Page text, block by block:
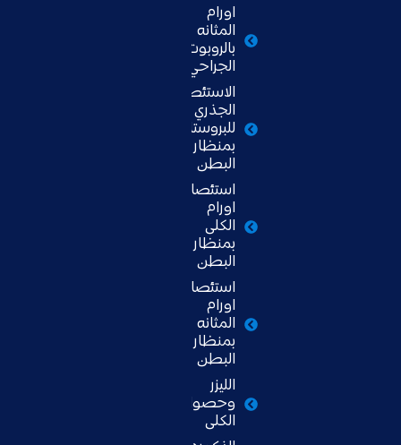
اورام
المثانه
بالروبوت
الجراحي
الاستئصال
الجذري
للبروستاتا
بمنظار
البطن
استئصال
اورام
الكلى
بمنظار
البطن
استئصال
اورام
المثانه
بمنظار
البطن
الليزر
وحصوات
الكلى